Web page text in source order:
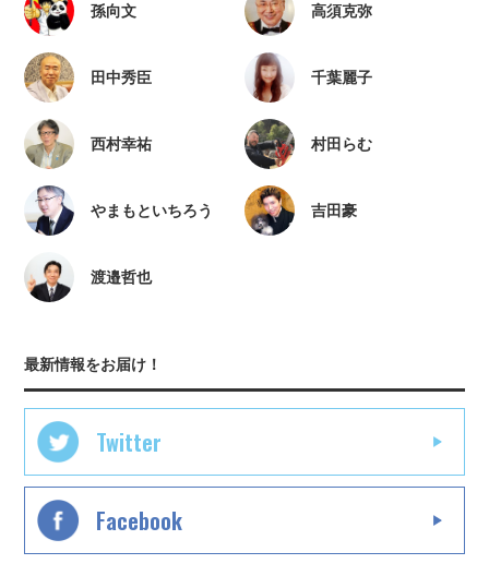
孫向文 高須克弥
田中秀臣 千葉麗子
西村幸祐 村田らむ
やまもといちろう 吉田豪
渡邉哲也
最新情報をお届け！
Twitter
Facebook